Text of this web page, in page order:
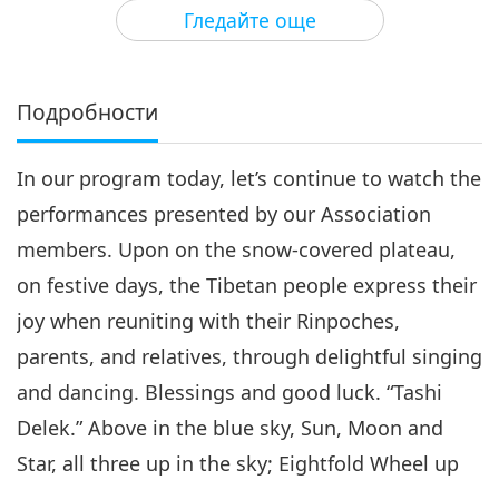
Гледайте още
Пътешествие в сферите на красотата 2019-06-20 9347
4
23:07
Пътешествие в сферите на
2019-06-22 11221Преглед
A Joyous Christmas Celebration
at the New Land, Part 5 of 6
Пътешествие в сферите на красотата 2019-06-27 9734
6
27:02
A Joyous Christmas Celebration
at the New Land, Part 6 of 6
Подробности
In our program today, let’s continue to watch the
performances presented by our Association
members. Upon on the snow-covered plateau,
on festive days, the Tibetan people express their
joy when reuniting with their Rinpoches,
parents, and relatives, through delightful singing
and dancing. Blessings and good luck. “Tashi
Delek.” Above in the blue sky, Sun, Moon and
Star, all three up in the sky; Eightfold Wheel up